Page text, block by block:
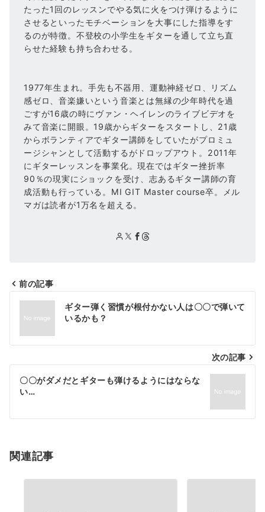
たった1回のレッスンでやる気に火をつけ弾けるように
させるといったモチベーションを大事にした指導をす
るのが特徴。不登校の小学生をギターを通して立ち直
らせた経験も持ち合わせる。
1977年生まれ。手先も不器用、運動神経ゼロ、リズム
感ゼロ、音楽嫌いという音楽とは無縁の少年時代を過
ごすが16歳の時にヴァン・ヘイレンのライブビデオを
みて音楽に開眼。19歳からギターをスタートし、21歳
からボランティアでギター講師をしていたがプロミュ
ージシャンとして活動するがドロップアウト。2011年
にギターレッスンを事業化。現在ではギター挫折率
90％の現実にショックを受け、志あるギター講師の育
成活動も行っている。MI GIT Master course卒。メル
マガは読者が1万名を超える。
投
ナ
ビ
ゲ
シ
ン
前の記事
ギター弾く習慣が根付かない人は〇〇で弾いて
いるかも？
次の記事
〇〇がダメだとギターも弾けるようにはならな
い…
関連記事